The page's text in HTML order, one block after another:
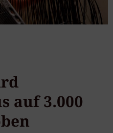
auf 3.000